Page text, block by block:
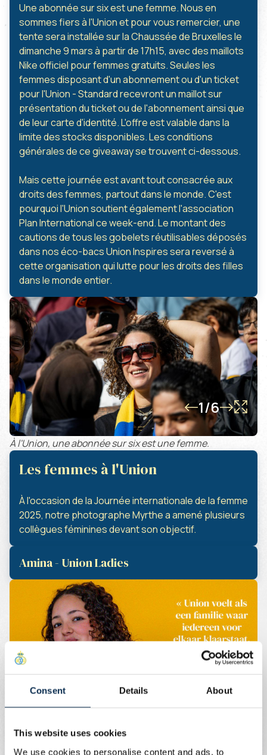
Consent Details About
This website uses cookies
We use cookies to personalise content and ads, to
Une abonnée sur six est une femme. Nous en
sommes fiers à l'Union et pour vous remercier, une
tente sera installée sur la Chaussée de Bruxelles le
dimanche 9 mars à partir de 17h15, avec des maillots
Nike officiel pour femmes gratuits. Seules les
femmes disposant d'un abonnement ou d'un ticket
pour l'Union - Standard recevront un maillot sur
présentation du ticket ou de l'abonnement ainsi que
de leur carte d'identité. L'offre est valable dans la
limite des stocks disponibles. Les conditions
générales de ce giveaway se trouvent ci-dessous.
Mais cette journée est avant tout consacrée aux
droits des femmes, partout dans le monde. C'est
pourquoi l'Union soutient également l'association
Plan International ce week-end. Le montant des
cautions de tous les gobelets réutilisables déposés
dans nos éco-bacs Union Inspires sera reversé à
cette organisation qui lutte pour les droits des filles
dans le monde entier.
1/6
À l'Union, une abonnée sur six est une femme.
Les femmes à l'Union
À l'occasion de la Journée internationale de la femme
2025, notre photographe Myrthe a amené plusieurs
collègues féminines devant son objectif.
Amina - Union Ladies
Virginie - Head of Legal and AML